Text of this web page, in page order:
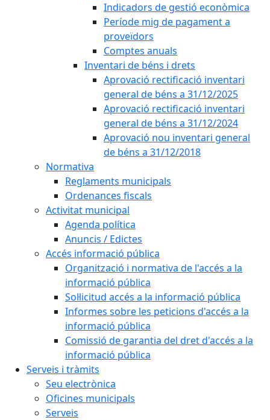
Indicadors de gestió econòmica
Període mig de pagament a
proveïdors
Comptes anuals
Inventari de béns i drets
Aprovació rectificació inventari
general de béns a 31/12/2025
Aprovació rectificació inventari
general de béns a 31/12/2024
Aprovació nou inventari general
de béns a 31/12/2018
Normativa
Reglaments municipals
Ordenances fiscals
Activitat municipal
Agenda política
Anuncis / Edictes
Accés informació pública
Organització i normativa de l'accés a la
informació pública
Sol·licitud accés a la informació pública
Informes sobre les peticions d'accés a la
informació pública
Comissió de garantia del dret d'accés a la
informació pública
Serveis i tràmits
Seu electrònica
Oficines municipals
Serveis